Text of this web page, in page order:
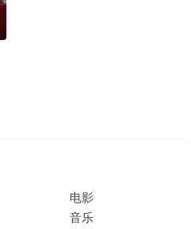
电影
音乐